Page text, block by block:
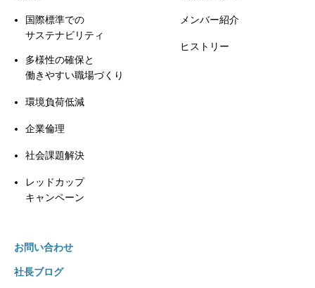
国際標準での
サステナビリティ
多様性の確保と
働きやすい職場づくり
環境負荷低減
企業倫理
社会課題解決
レッドカップ
キャンペーン
メンバー紹介
ヒストリー
お問い合わせ
社長ブログ